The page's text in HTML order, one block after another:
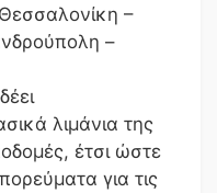
–
–
λιμάνια της
έτσι ώστε
για τις